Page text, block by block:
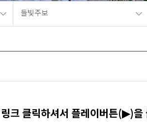
들빛주보
크 클릭하셔서 플레이버튼(▶)을